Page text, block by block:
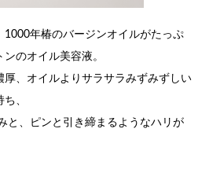
1000年椿のバージンオイルがたっぷ
のオイル美容液。
厚、オイルよりサラサラみずみずしい
、
と、ピンと引き締まるようなハリが